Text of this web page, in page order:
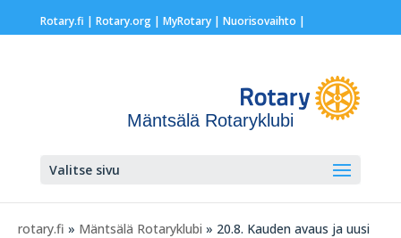
Rotary.fi | Rotary.org| MyRotary | Nuorisovaihto |
Mäntsälä Rotaryklubi
Valitse sivu
rotary.fi » Mäntsälä Rotaryklubi » 20.8. Kauden avaus ja uusi